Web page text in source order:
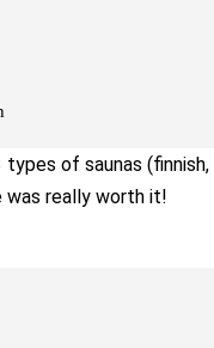
of saunas
was really worth it!